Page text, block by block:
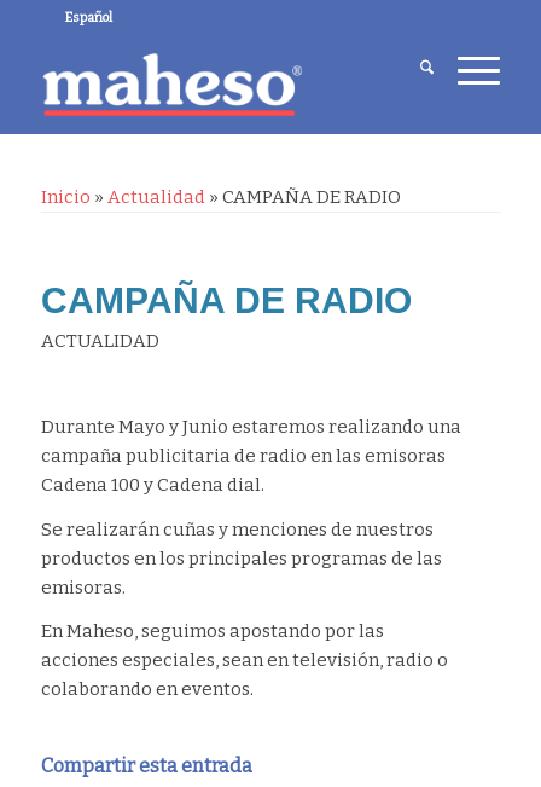
Español
Inicio » Actualidad» CAMPAÑA DE RADIO
CAMPAÑA DE RADIO
ACTUALIDAD
Durante Mayo y Junio estaremos realizando una
campaña publicitaria de radio en las emisoras
Cadena 100 y Cadena dial.
Se realizarán cuñas y menciones de nuestros
productos en los principales programas de las
emisoras.
En Maheso, seguimos apostando por las
acciones especiales, sean en televisión, radio o
colaborando en eventos.
Compartir esta entrada